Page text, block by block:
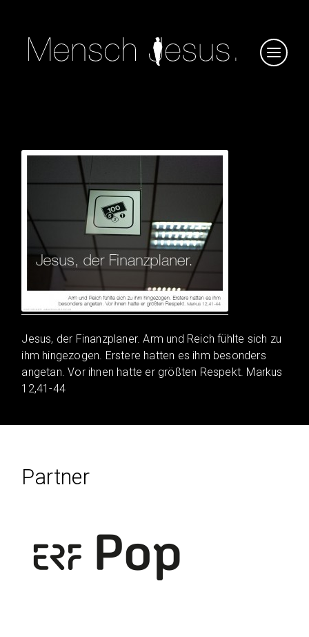
Jesus, der Finanzplaner. Arm und Reich fühlte sich zu
ihm hingezogen. Erstere hatten es ihm besonders
angetan. Vor ihnen hatte er größten Respekt. Markus
12,41-44
Partner